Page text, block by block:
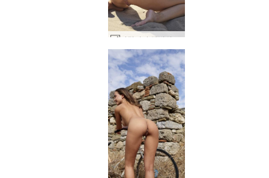
나탈리아 해변의 날 #39